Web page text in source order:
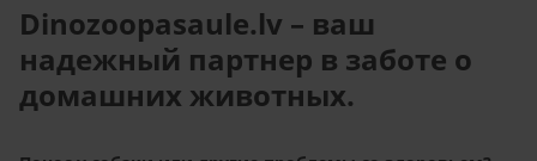
Dinozoopasaule.lv – ваш
надежный партнер в заботе о
домашних животных.